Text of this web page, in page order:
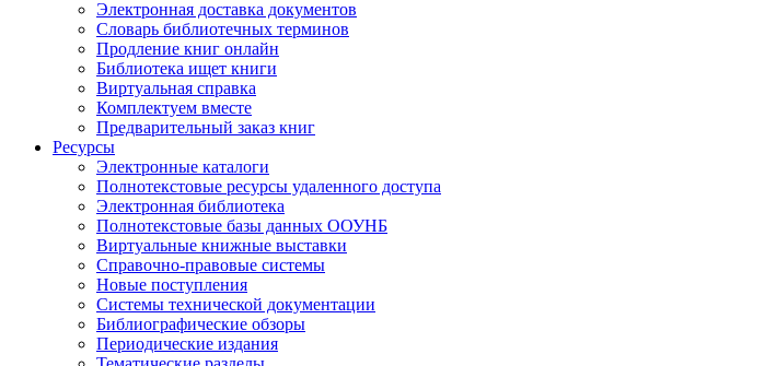
Электронная доставка документов
Словарь библиотечных терминов
Продление книг онлайн
Библиотека ищет книги
Виртуальная справка
Комплектуем вместе
Предварительный заказ книг
Ресурсы
Электронные каталоги
Полнотекстовые ресурсы удаленного доступа
Электронная библиотека
Полнотекстовые базы данных ООУНБ
Виртуальные книжные выставки
Справочно-правовые системы
Новые поступления
Cистемы технической документации
Библиографические обзоры
Периодические издания